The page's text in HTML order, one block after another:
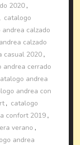
2020 ,
catalogo
calzado
calzado
casual 2020 ,
andrea cerrado
andrea
andrea con
, catalogo
confort 2019 ,
verano ,
andrea